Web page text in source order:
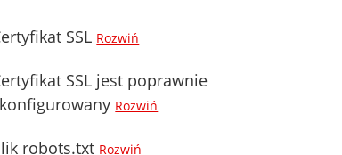
SSL Rozwiń
SSL jest poprawnie
Rozwiń
robots.txt Rozwiń